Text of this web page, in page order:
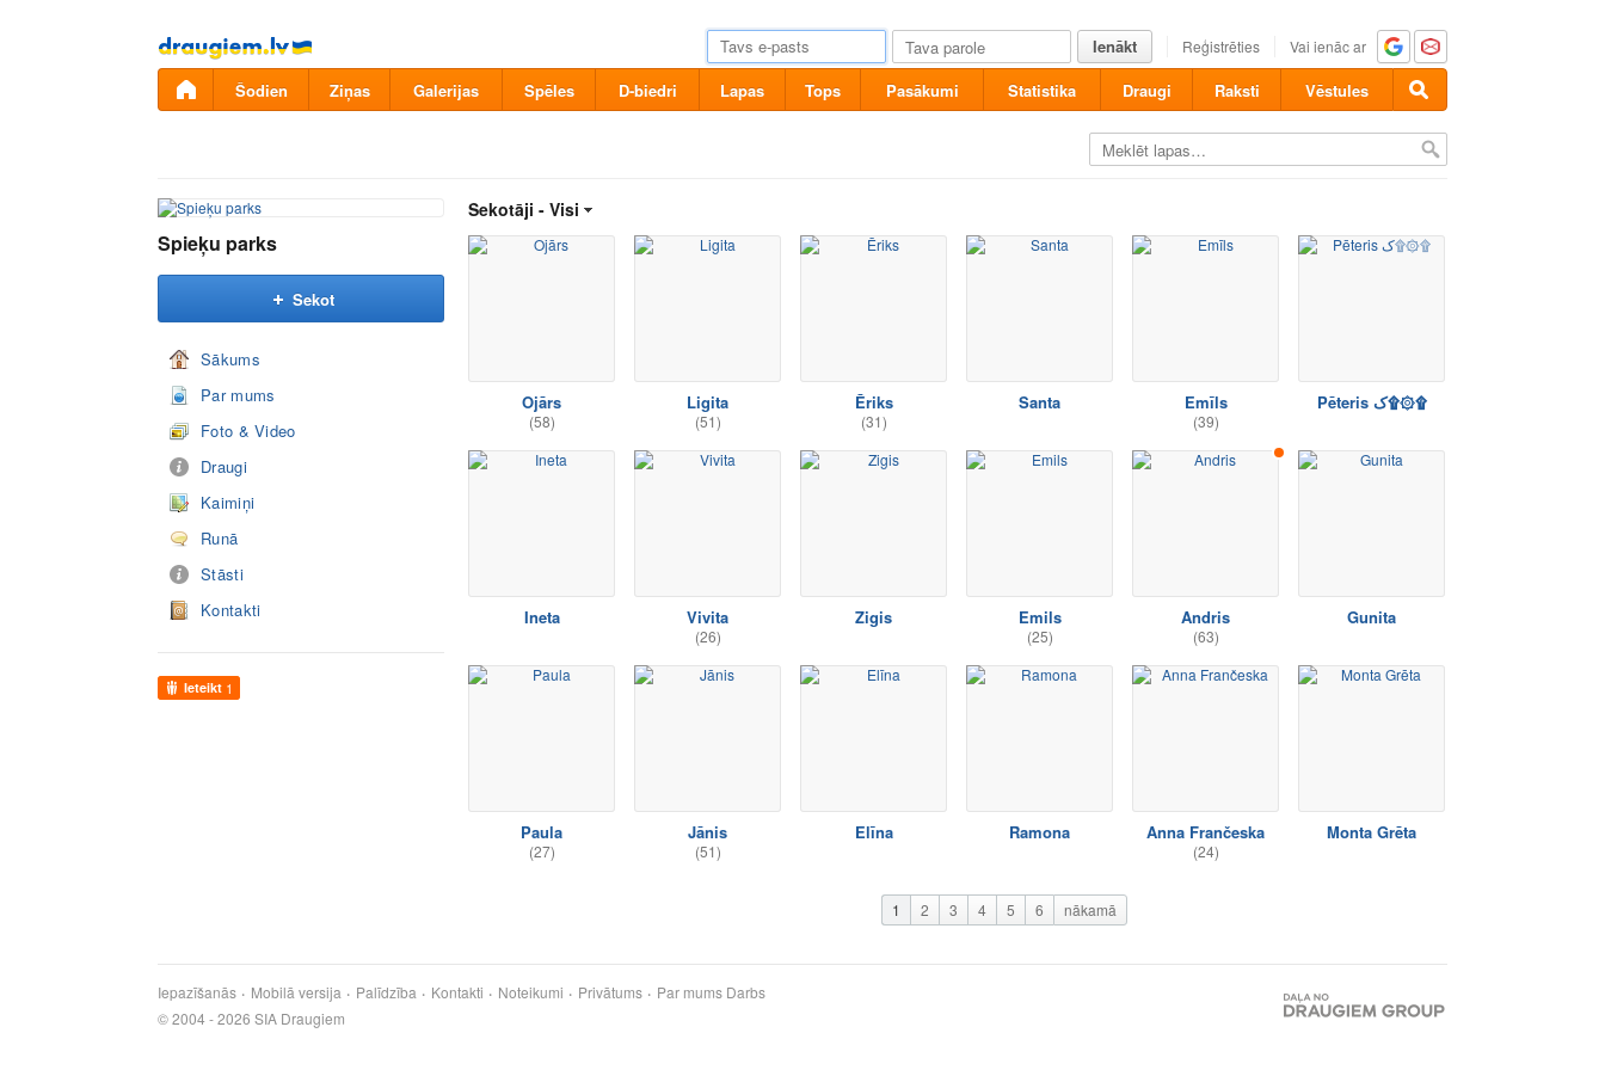
Pāriet
uz
saturu
Ienākt Reģistrēties Vai ienāc ar
Šodien Ziņas Galerijas Spēles D-biedri Lapas Tops Pasākumi Statistika Draugi Raksti Vēstules
Spieķu parks
Sekot
Sākums
Par mums
Foto & Video
Draugi
Kaimiņi
Runā
Stāsti
Kontakti
Ieteikt 1
Sekotāji - Visi
Ojārs
(58)
Ligita
(51)
Ēriks
(31)
Santa Emīls
(39)
Pēteris ﮎ۩۞۩
Ineta Vivita
(26)
Zigis Emils
(25)
Andris
(63)
Gunita
Paula
(27)
Jānis
(51)
Elīna Ramona Anna Frančeska
(24)
Monta Grēta
1 2 3 4 5 6 nākamā
Iepazīšanās Mobilā versija Palīdzība Kontakti Noteikumi Privātums Par mums Darbs
© 2004 - 2026 SIA Draugiem